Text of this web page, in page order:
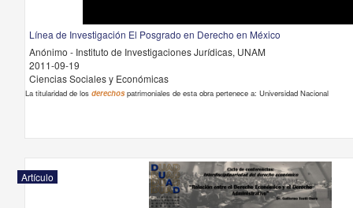
Línea de Investigación El Posgrado en Derecho en México
Anónimo - Instituto de Investigaciones Jurídicas, UNAM
2011-09-19
Ciencias Sociales y Económicas
La titularidad de los derechospatrimoniales de esta obra pertenece a: Universidad Nacional
Artículo